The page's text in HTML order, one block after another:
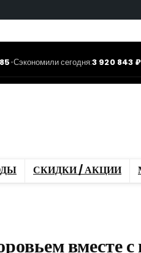
•Сэкономили сегодня:3 920 843 ₽
СКИДКИ / АКЦИИ
вместе